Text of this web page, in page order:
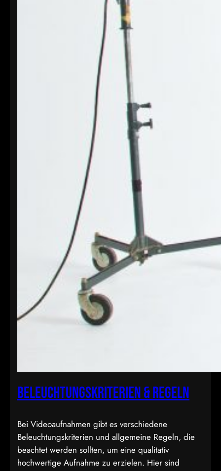
Beleuchtungskriterien & Regeln
Bei Videoaufnahmen gibt es verschiedene
Beleuchtungskriterien und allgemeine Regeln, die
beachtet werden sollten, um eine qualitativ
hochwertige Aufnahme zu erzielen. Hier sind